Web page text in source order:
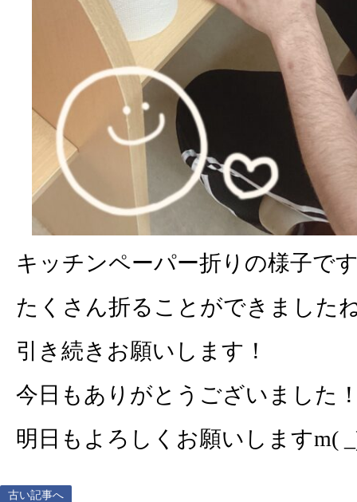
キッチンペーパー折りの様子で
たくさん折ることができました
引き続きお願いします！
今日もありがとうございました
明日もよろしくお願いしますm(
古い記事へ